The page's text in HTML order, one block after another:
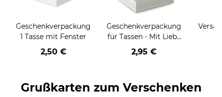
Geschenkverpackung
1 Tasse mit Fenster
2,50 €
Geschenkverpackung
für Tassen - Mit Liebe
geschenkt
2,95 €
Grußkarten zum Verschenken